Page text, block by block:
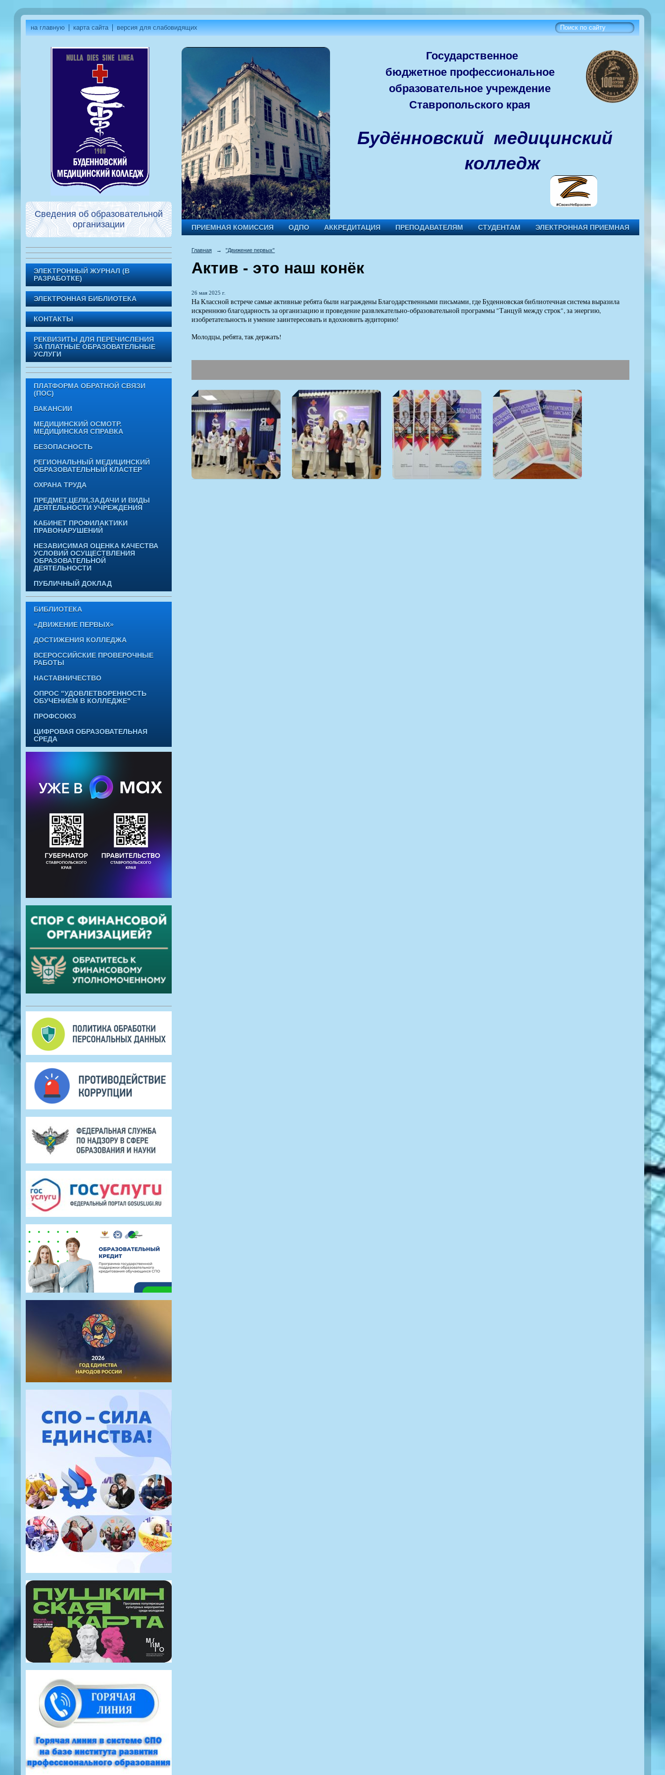
на главную карта сайта версия для слабовидящих
Сведения об образовательной
организации
ЭЛЕКТРОННЫЙ ЖУРНАЛ (В
РАЗРАБОТКЕ)
ЭЛЕКТРОННАЯ БИБЛИОТЕКА
КОНТАКТЫ
РЕКВИЗИТЫ ДЛЯ ПЕРЕЧИСЛЕНИЯ
ЗА ПЛАТНЫЕ ОБРАЗОВАТЕЛЬНЫЕ
УСЛУГИ
ПЛАТФОРМА ОБРАТНОЙ СВЯЗИ
(ПОС)
ВАКАНСИИ
МЕДИЦИНСКИЙ ОСМОТР.
МЕДИЦИНСКАЯ СПРАВКА
БЕЗОПАСНОСТЬ
РЕГИОНАЛЬНЫЙ МЕДИЦИНСКИЙ
ОБРАЗОВАТЕЛЬНЫЙ КЛАСТЕР
ОХРАНА ТРУДА
ПРЕДМЕТ,ЦЕЛИ,ЗАДАЧИ И ВИДЫ
ДЕЯТЕЛЬНОСТИ УЧРЕЖДЕНИЯ
КАБИНЕТ ПРОФИЛАКТИКИ
ПРАВОНАРУШЕНИЙ
НЕЗАВИСИМАЯ ОЦЕНКА КАЧЕСТВА
УСЛОВИЙ ОСУЩЕСТВЛЕНИЯ
ОБРАЗОВАТЕЛЬНОЙ
ДЕЯТЕЛЬНОСТИ
ПУБЛИЧНЫЙ ДОКЛАД
БИБЛИОТЕКА
«ДВИЖЕНИЕ ПЕРВЫХ»
ДОСТИЖЕНИЯ КОЛЛЕДЖА
ВСЕРОССИЙСКИЕ ПРОВЕРОЧНЫЕ
РАБОТЫ
НАСТАВНИЧЕСТВО
ОПРОС "УДОВЛЕТВОРЕННОСТЬ
ОБУЧЕНИЕМ В КОЛЛЕДЖЕ"
ПРОФСОЮЗ
ЦИФРОВАЯ ОБРАЗОВАТЕЛЬНАЯ
СРЕДА
Государственное
бюджетноепрофессиональное
образовательное учреждение
Ставропольского края
Будённовский медицинский
колледж
ПРИЕМНАЯ КОМИССИЯ ОДПО АККРЕДИТАЦИЯ ПРЕПОДАВАТЕЛЯМ СТУДЕНТАМ ЭЛЕКТРОННАЯ ПРИЕМНАЯ
Главная → "Движение первых"
Актив - это наш конёк
26 мая 2025 г.
На Классной встрече самые активные ребята были награждены Благодарственными письмами, где Буденновская библиотечная система выразила
искреннюю благодарность за организацию и проведение развлекательно-образовательной программы "Танцуй между строк", за энергию,
изобретательность и умение заинтересовать и вдохновить аудиторию!
Молодцы, ребята, так держать!